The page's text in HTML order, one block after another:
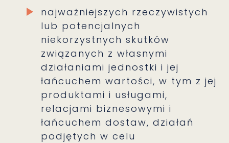
najważniejszych rzeczywistych
lub potencjalnych
niekorzystnych skutków
związanych z własnymi
działaniami jednostki i jej
łańcuchem wartości, w tym z jej
produktami i usługami,
relacjami biznesowymi i
łańcuchem dostaw, działań
podjętych w celu